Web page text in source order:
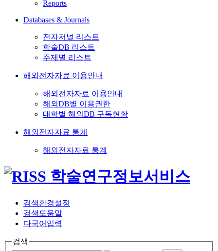
Reports
Databases & Journals
전자저널 리스트
학술DB 리스트
주제별 리스트
해외전자자료 이용안내
해외전자자료 이용안내
해외DB별 이용권한
대학별 해외DB 구독현황
해외전자자료 통계
해외전자자료 통계
검색환경설정
검색도움말
다국어입력
검색